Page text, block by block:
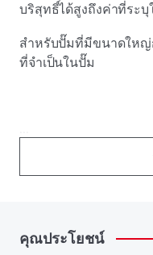
บริสุทธิ์ได้สูงถึงค่าที่ระ
สําหรับปั๊มที่มีขนาดใหญ่
ที่จําเป็นในปั๊ม
คุณประโยชน์